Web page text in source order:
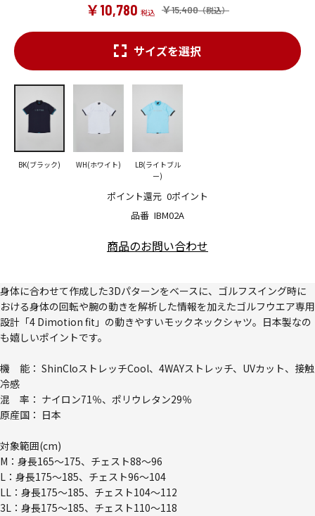
￥15,400
￥10,780
品番 IBM02A
ポイント還元 0ポイント
サイズを選択
BK(ブラック) WH(ホワイト)
LB(ライトブル
ー)
商品のお問い合わせ
身体に合わせて作成した3Dパターンをベースに、ゴルフスイング時に
おける身体の回転や腕の動きを解析した情報を加えたゴルフウエア専用
設計「4 Dimotion fit」の動きやすいモックネックシャツ。日本製なの
も嬉しいポイントです。
機 能： ShinCloストレッチCool、4WAYストレッチ、UVカット、接触
冷感
混 率： ナイロン71％、ポリウレタン29％
原産国： 日本
対象範囲(cm)
M：身長165～175、チェスト88～96
L：身長175～185、チェスト96～104
LL：身長175～185、チェスト104～112
3L：身長175～185、チェスト110～118